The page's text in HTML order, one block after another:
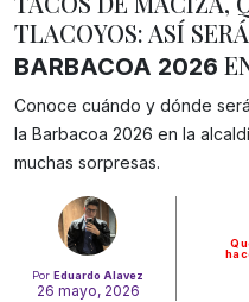
Por Eduardo Alavez
26 mayo, 2026
TLACOYOS: ASÍ
BARBACOA 2026
Conoce cuándo y dónde
la Barbacoa 2026 en la
muchas sorpresas.